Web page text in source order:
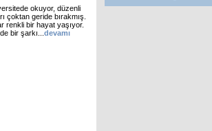
okuyor, düzenli
çoktan geride bırakmış.
renkli bir hayat yaşıyor.
bir şarkı... devamı